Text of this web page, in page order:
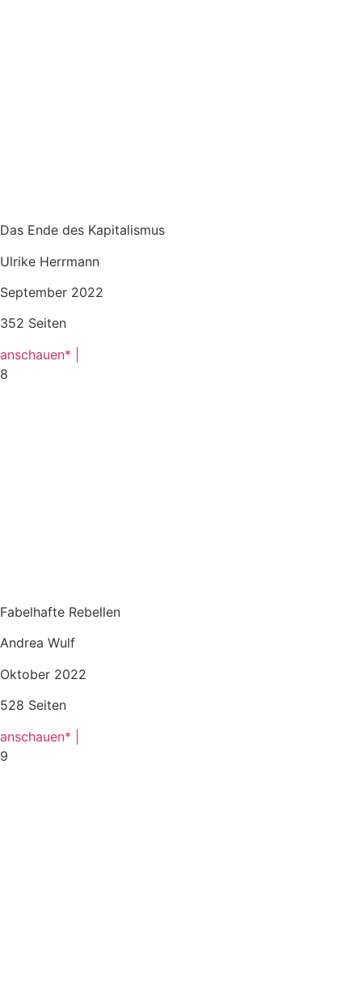
Das Ende des Kapitalismus
Ulrike Herrmann
September 2022
352 Seiten
anschauen* |
8
Fabelhafte Rebellen
Andrea Wulf
Oktober 2022
528 Seiten
anschauen* |
9